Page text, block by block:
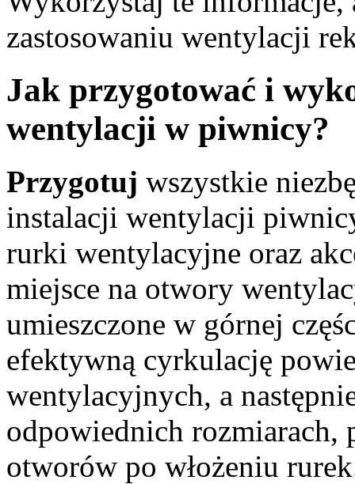
zastosowaniu wentylacji
Jak przygotować i
wentylacji w piwnicy?
Przygotuj wszystkie
instalacji wentylacji
rurki wentylacyjne oraz
miejsce na otwory
umieszczone w górnej
efektywną cyrkulację
wentylacyjnych, a
odpowiednich rozmiarach,
otworów po włożeniu